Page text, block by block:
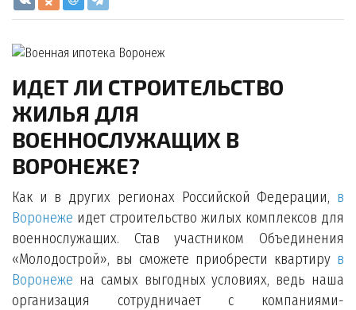
ИДЕТ ЛИ СТРОИТЕЛЬСТВО
ЖИЛЬЯ ДЛЯ
ВОЕННОСЛУЖАЩИХ В
ВОРОНЕЖЕ?
Как и в других регионах Российской Федерации, в
Воронеже идет строительство жилых комплексов для
военнослужащих. Став участником Объединения
«Молодострой», вы сможете приобрести квартиру в
Воронеже на самых выгодных условиях, ведь наша
организация сотрудничает с компаниями-